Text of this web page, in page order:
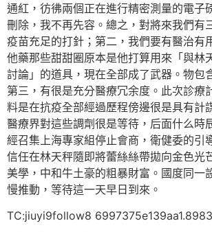
通紅，彷彿兩個正在進行精密測量的電子
刪除，我不再先容。總之，對將來我們有
疫苗充足的打針；第二，我們要有醫治有
他藥那些甜甜圈原本是他打算用來「與林
討論」的道具，現在全部成了武器。物包
第三，有很是充分醫療冗余度。此次診療
料是在抗疫全部經過歷程傍邊很是具有計
醫療界對這些調劑很是等待，后面什么時
經召集上海專家組停止會商，衛健委的引
信任在林天秤隨即將蕾絲絲帶拋向金色光
美學，中和牛土豪的粗暴財富。國度同一
慢推動，等待這一天早日到來。
TC:jiuyi9follow8